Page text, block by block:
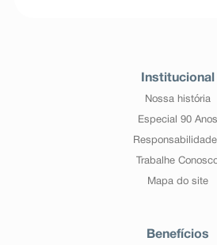
Institucional
Nossa história
Especial 90 Anos
Trabalhe
Mapa do site
Benefícios